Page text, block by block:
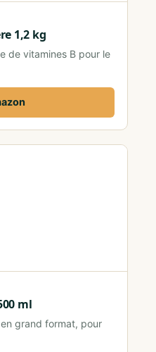
1,2 kg
de vitamines B pour le
ml
grand format, pour